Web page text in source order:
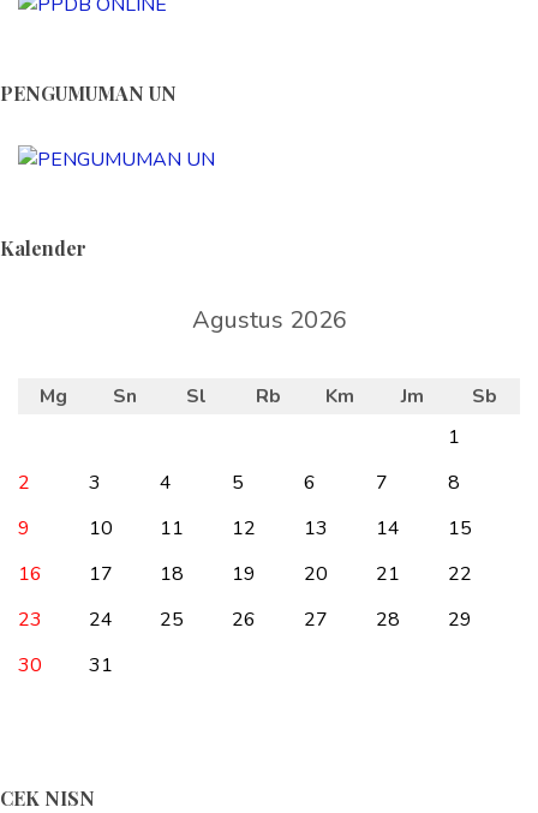
PENGUMUMAN UN
Kalender
Agustus 2026
Mg Sn Sl Rb Km Jm
Sb
1
2
3 4 5 6 7
8
9
10 11 12 13 14
15
16
17 18 19 20 21
22
23
24 25 26 27 28
29
30
31
CEK NISN